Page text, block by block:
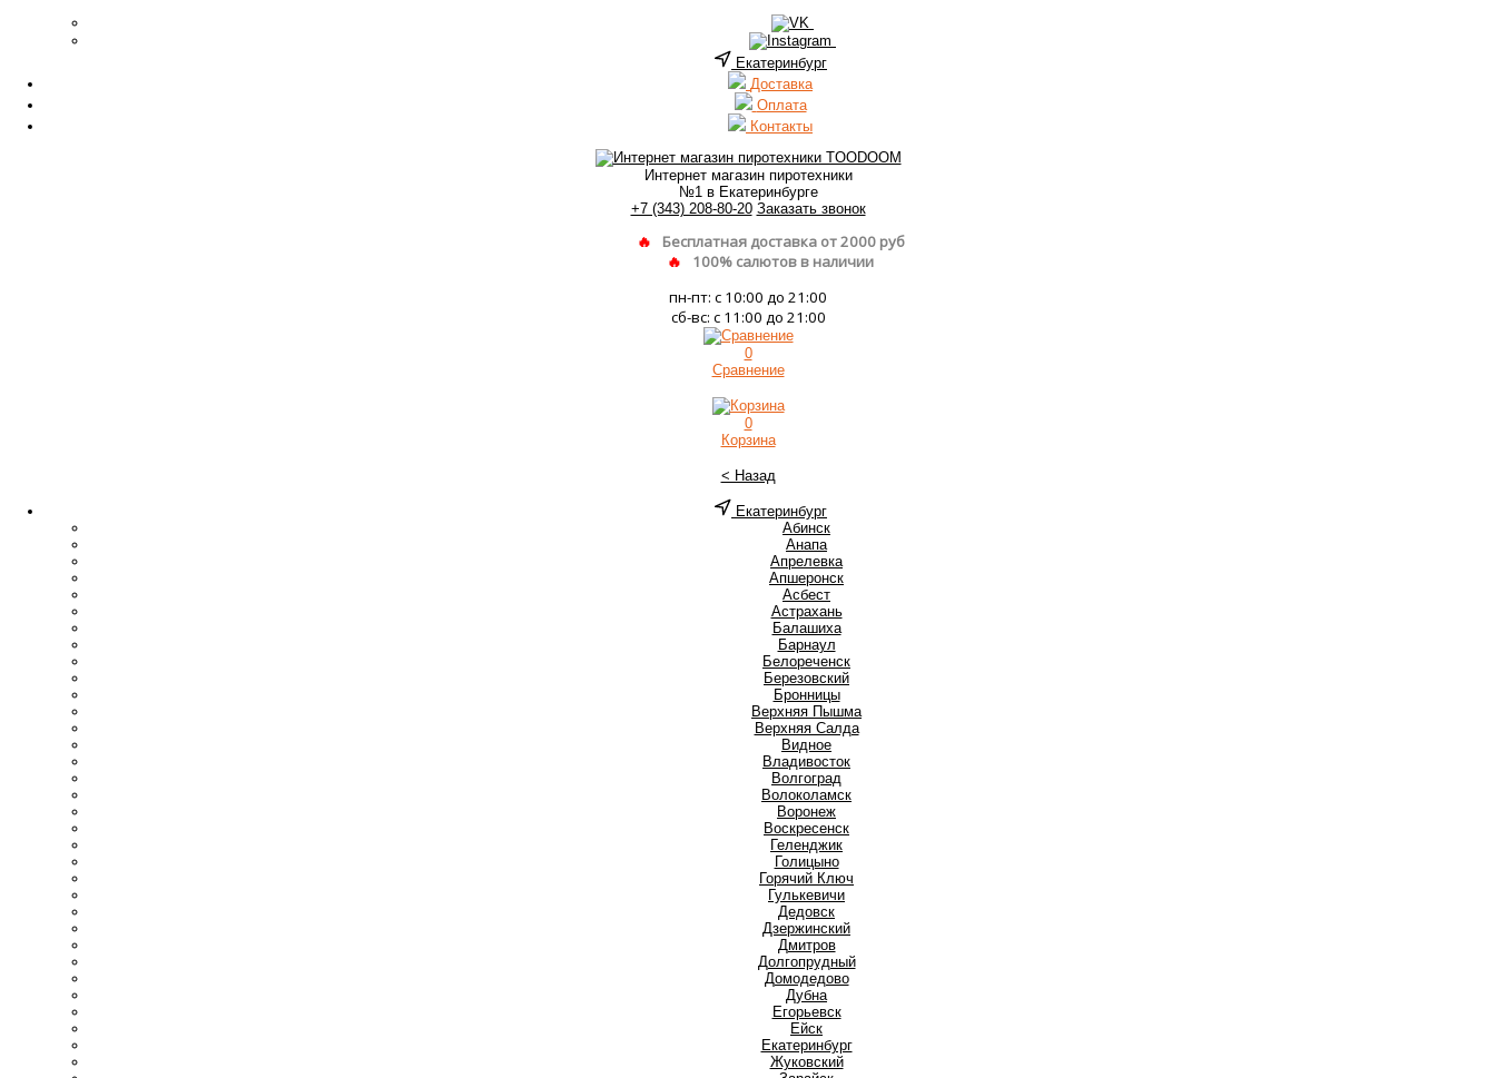
Екатеринбург
Доставка
Оплата
Контакты
Интернет магазин пиротехники
№1 в Екатеринбурге
+7 (343) 208-80-20 Заказать звонок
Бесплатная доставка от 2000 руб
100% салютов в наличии
пн-пт: с 10:00 до 21:00
сб-вс: с 11:00 до 21:00
0
Сравнение
0
Корзина
< Назад
Екатеринбург
Абинск
Анапа
Апрелевка
Апшеронск
Асбест
Астрахань
Балашиха
Барнаул
Белореченск
Березовский
Бронницы
Верхняя Пышма
Верхняя Салда
Видное
Владивосток
Волгоград
Волоколамск
Воронеж
Воскресенск
Геленджик
Голицыно
Горячий Ключ
Гулькевичи
Дедовск
Дзержинский
Дмитров
Долгопрудный
Домодедово
Дубна
Егорьевск
Ейск
Екатеринбург
Жуковский